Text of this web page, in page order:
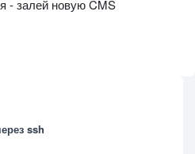
- залей новую CMS
ssh